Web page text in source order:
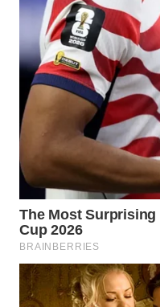
WN
BINTAN
WN
MANDALIKA
LIKUPANG
WN
LABUANBAJO
BORNEO